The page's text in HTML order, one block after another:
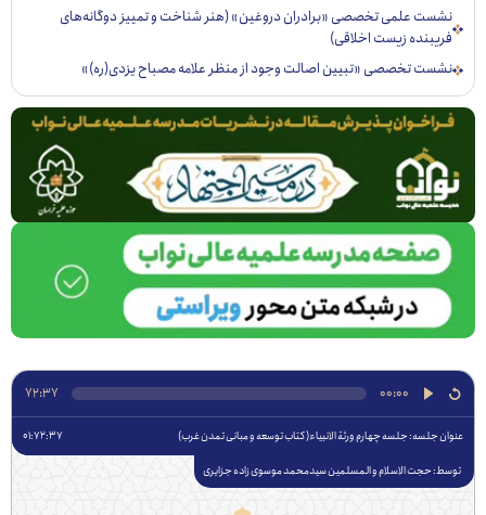
00:00
72:37
جلسه: ‌جلسه چهارم ورثة الانبیاء( کتاب توسعه و مبانی تمدن غرب)
حجت الاسلام و المسلمین سیدمحمد موسوی زاده جزایری
علمی تخصصی «برادران دروغین» (هنر شناخت و تمییز دوگانه‌های
زیست اخلاقی)
تخصصی «تبيين اصالت وجود از منظر علامه مصباح يزدی(ره)»